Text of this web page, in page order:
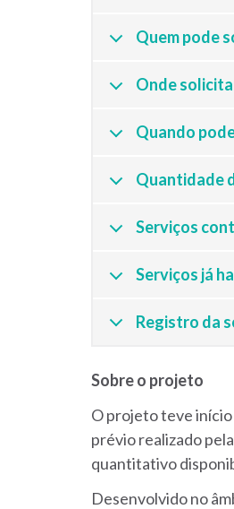
Quem pode
Onde
Quando
Quantidade
Serviços
Serviços já
Registro da
Sobre o projeto
O projeto teve
prévio realizado
quantitativo
Desenvolvido no